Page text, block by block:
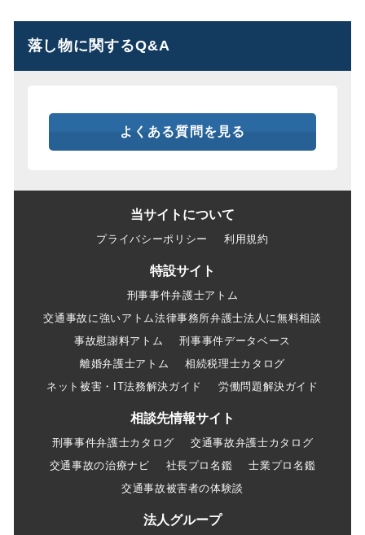
落し物に関するQ&A
よくある質問を見る
当サイトについて
プライバシーポリシー 利用規約
特設サイト
刑事事件弁護士アトム
交通事故に強いアトム法律事務所弁護士法人に無料相談
事故慰謝料アトム
刑事事件データベース
離婚弁護士アトム
相続税理士カタログ
ネット被害・IT法務解決ガイド
労働問題解決ガイド
相談先情報サイト
刑事事件弁護士カタログ
交通事故弁護士カタログ
交通事故の治療ナビ
社長プロ名鑑
士業プロ名鑑
交通事故被害者の体験談
法人グループ